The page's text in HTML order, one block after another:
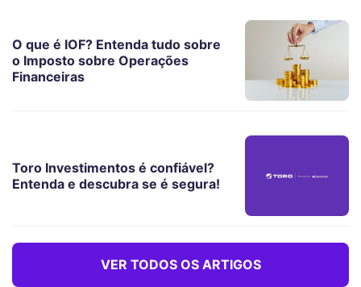
O que é IOF? Entenda tudo sobre
o Imposto sobre Operações
Financeiras
Toro Investimentos é confiável?
Entenda e descubra se é segura!
VER TODOS OS ARTIGOS